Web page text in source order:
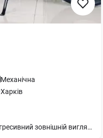
Механічна
Харків
Новий GSX-S1000 поєднує в собі агресивний зовнішній вигляд, безперервний крутний момент, захоплюючу керованість і поліпшену електроніку для їзди на адреналіні. Гострий. Сильний. Розумний. SUZUKI GSX-S1000 - справжній вуличний боєць.